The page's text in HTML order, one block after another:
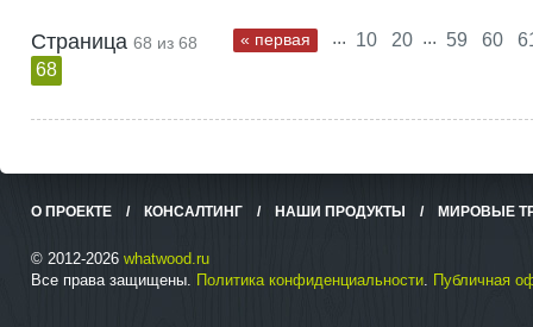
Страница 68 из 68 « первая ... 10 20 ... 59 60
68
О ПРОЕКТЕ / КОНСАЛТИНГ / НАШИ ПРОДУКТЫ / МИРОВЫЕ
© 2012-2026 whatwood.ru
Все права защищены. Политика конфиденциальности. Публичная